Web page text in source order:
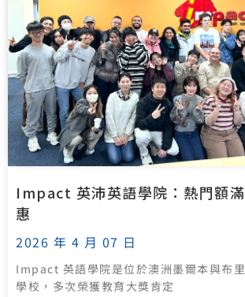
Impact 英沛英語學院：熱門額
惠
2026 年 4 月 07 日
Impact 英語學院是位於澳洲墨爾本與布
學校，多次榮獲教育大獎肯定